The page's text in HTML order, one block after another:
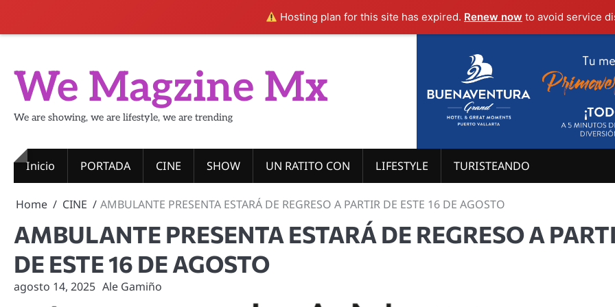
Hosting plan for this site has expired. Renew now to avoid service
content
We Magzine Mx
We are showing, we are lifestyle, we are trending
Inicio PORTADA CINE SHOW UN RATITO CON LIFESTYLE TURISTEANDO
Home CINE AMBULANTE PRESENTA ESTARÁ DE REGRESO A PARTIR DE ESTE 16 DE AGOSTO
AMBULANTE PRESENTA ESTARÁ DE REGRESO A
DE ESTE 16 DE AGOSTO
agosto 14, 2025 Ale Gamiño